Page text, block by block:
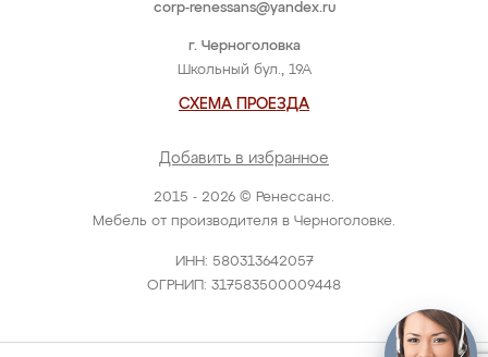
2015 - 2026 © Ренессанс.
Мебель от производителя в Черноголовке.
ИНН: 580313642057
ОГРНИП: 317583500009448
г. Черноголовка
Школьный бул., 19А
СХЕМА ПРОЕЗДА
Добавить в избранное
corp-renessans@yandex.ru